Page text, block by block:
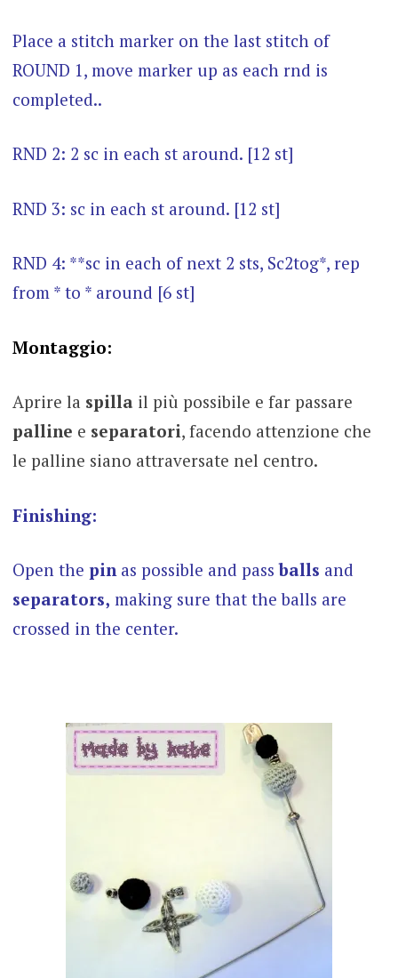
Place a stitch marker on the last stitch of
ROUND 1, move marker up as each rnd is
completed..
RND 2: 2 sc in each st around. [12 st]
RND 3: sc in each st around. [12 st]
RND 4: **sc in each of next 2 sts, Sc2tog*, rep
from * to * around [6 st]
Montaggio:
Aprire la spilla il più possibile e far passare
palline e separatori, facendo attenzione che
le palline siano attraversate nel centro.
Finishing:
Open the pinas possible and passballs and
separators, making sure that the balls are
crossed in the center.